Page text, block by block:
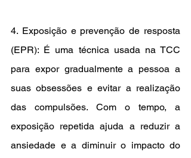
4. Exposição e prevenção de resposta
(EPR): É uma técnica usada na TCC
para expor gradualmente a pessoa a
suas obsessões e evitar a realização
das compulsões. Com o tempo, a
exposição repetida ajuda a reduzir a
ansiedade e a diminuir o impacto do